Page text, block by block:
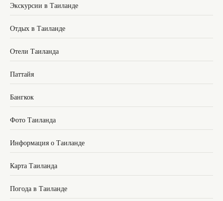
Экскурсии в Таиланде
Отдых в Таиланде
Отели Таиланда
Паттайя
Бангкок
Фото Таиланда
Информация о Таиланде
Карта Таиланда
Погода в Таиланде